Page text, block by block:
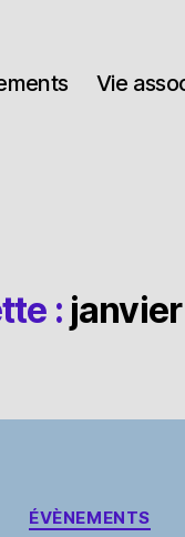
Vie
:
Catégories
ÉVÈNEMENTS